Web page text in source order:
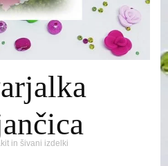
in šivani izdelki